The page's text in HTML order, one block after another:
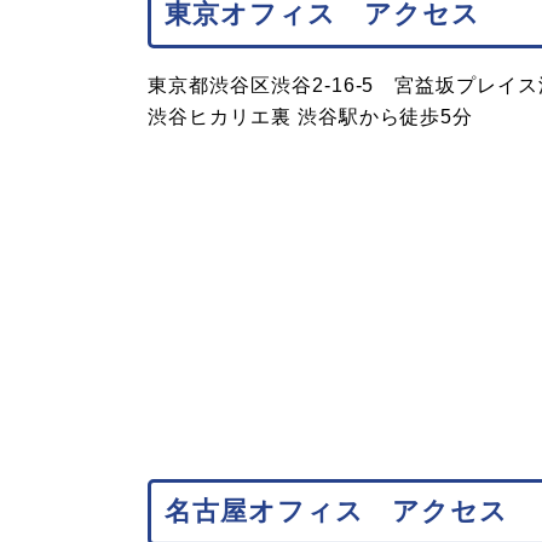
東京オフィス アクセス
東京都渋谷区渋谷2-16-5 宮益坂プレイス
渋谷ヒカリエ裏 渋谷駅から徒歩5分
名古屋オフィス アクセス